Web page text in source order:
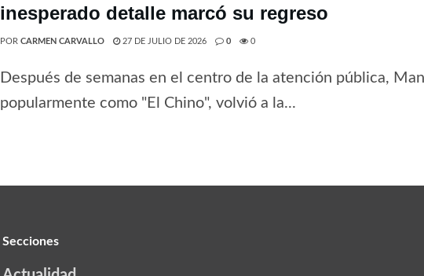
inesperado detalle marcó su regreso
POR CARMEN CARVALLO 27 DE JULIO DE 2026 0 0
Después de semanas en el centro de la atención pública,
popularmente como "El Chino", volvió a la...
Secciones